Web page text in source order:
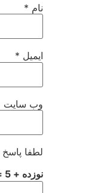
نام *
ایمیل *
وب‌ سایت
لطفا پاسخ
نوزده + 5 =